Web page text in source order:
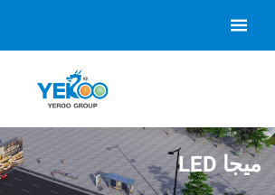
ميجا LED